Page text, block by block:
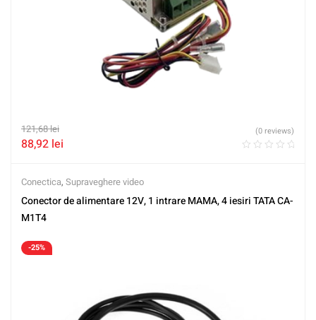
121,68lei
88,92 lei
(0 reviews)
Conectica, Supraveghere video
Conector de alimentare 12V, 1 intrare MAMA, 4 iesiri TATA CA-
M1T4
-25%